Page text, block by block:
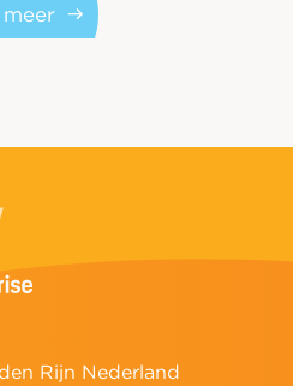
meer
Rijn Nederland